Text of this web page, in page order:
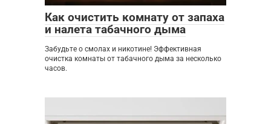
Как очистить комнату от запаха
и налета табачного дыма
Забудьте о смолах и никотине! Эффективная
очистка комнаты от табачного дыма за несколько
часов.